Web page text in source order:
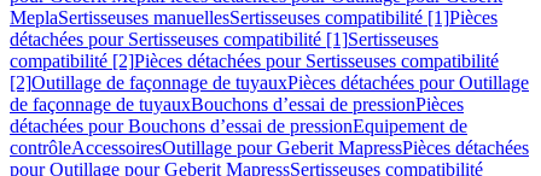
MeplaSertisseuses manuellesSertisseuses compatibilité [1]Pièces
détachées pour Sertisseuses compatibilité [1]Sertisseuses
compatibilité [2]Pièces détachées pour Sertisseuses compatibilité
[2]Outillage de façonnage de tuyauxPièces détachées pour Outillage
de façonnage de tuyauxBouchons d’essai de pressionPièces
détachées pour Bouchons d’essai de pressionEquipement de
contrôleAccessoiresOutillage pour Geberit MapressPièces détachées
pour Outillage pour Geberit MapressSertisseuses compatibilité